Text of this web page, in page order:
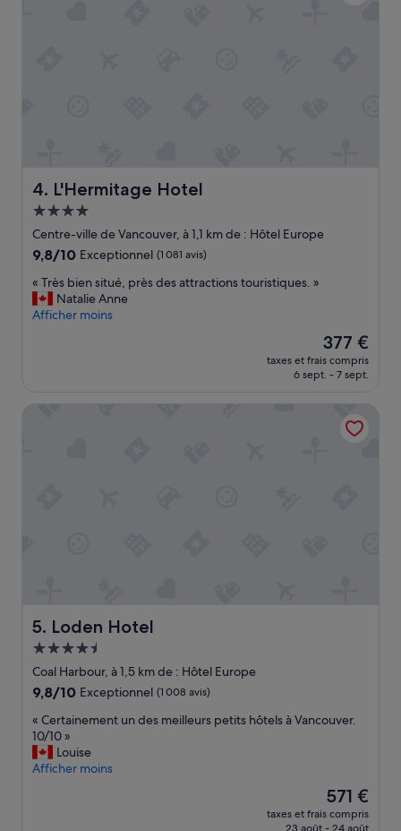
e
s
i
t
u
é
.
»
4. L'Hermitage Hotel
L'Hermitage Hotel
Hébergement
4.0 étoiles
Centre-ville de Vancouver, à 1,1 km de : Hôtel Europe
9.8
10,
Exceptionnel,
(1 081 avis)
9,8/10 Exceptionnel (1 081 avis)
«
T
r
s
a
t
t
r
a
c
t
i
o
« Très bien situé, près des attractions touristiques. »
Natalie Anne
Afficher moins
Le
nouveau
prix
de
377 €
377 €
taxes et frais compris
6 sept. - 7 sept.
5. Loden Hotel
Loden Hotel
Hébergement
4.5 étoiles
Coal Harbour, à 1,5 km de : Hôtel Europe
9.8
10,
Exceptionnel,
(1 008 avis)
9,8/10 Exceptionnel (1 008 avis)
«
C
e
r
« Certainement un des meilleurs petits hôtels à Vancouver.
10/10 »
Louise
Afficher moins
Le
nouveau
prix
571 €
taxes et frais compris